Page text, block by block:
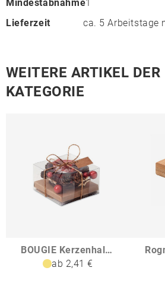
Mindestabnahme1
Lieferzeit
ca. 5 Arbeitstage
WEITERE ARTIKEL DER
KATEGORIE
BOUGIE Kerzenhalter
ab 2,41 €